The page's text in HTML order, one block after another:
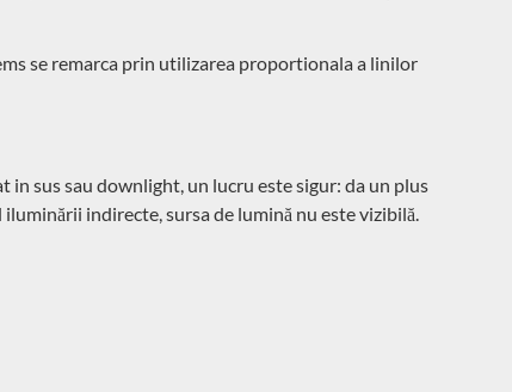
se remarca prin utilizarea proportionala a linilor
in sus sau downlight, un lucru este sigur: da un plus
indirecte, sursa de lumină nu este vizibilă.